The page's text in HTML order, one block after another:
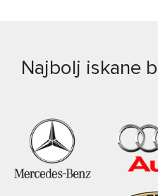
Najbolj iskane